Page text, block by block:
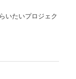
いたいプロジェク